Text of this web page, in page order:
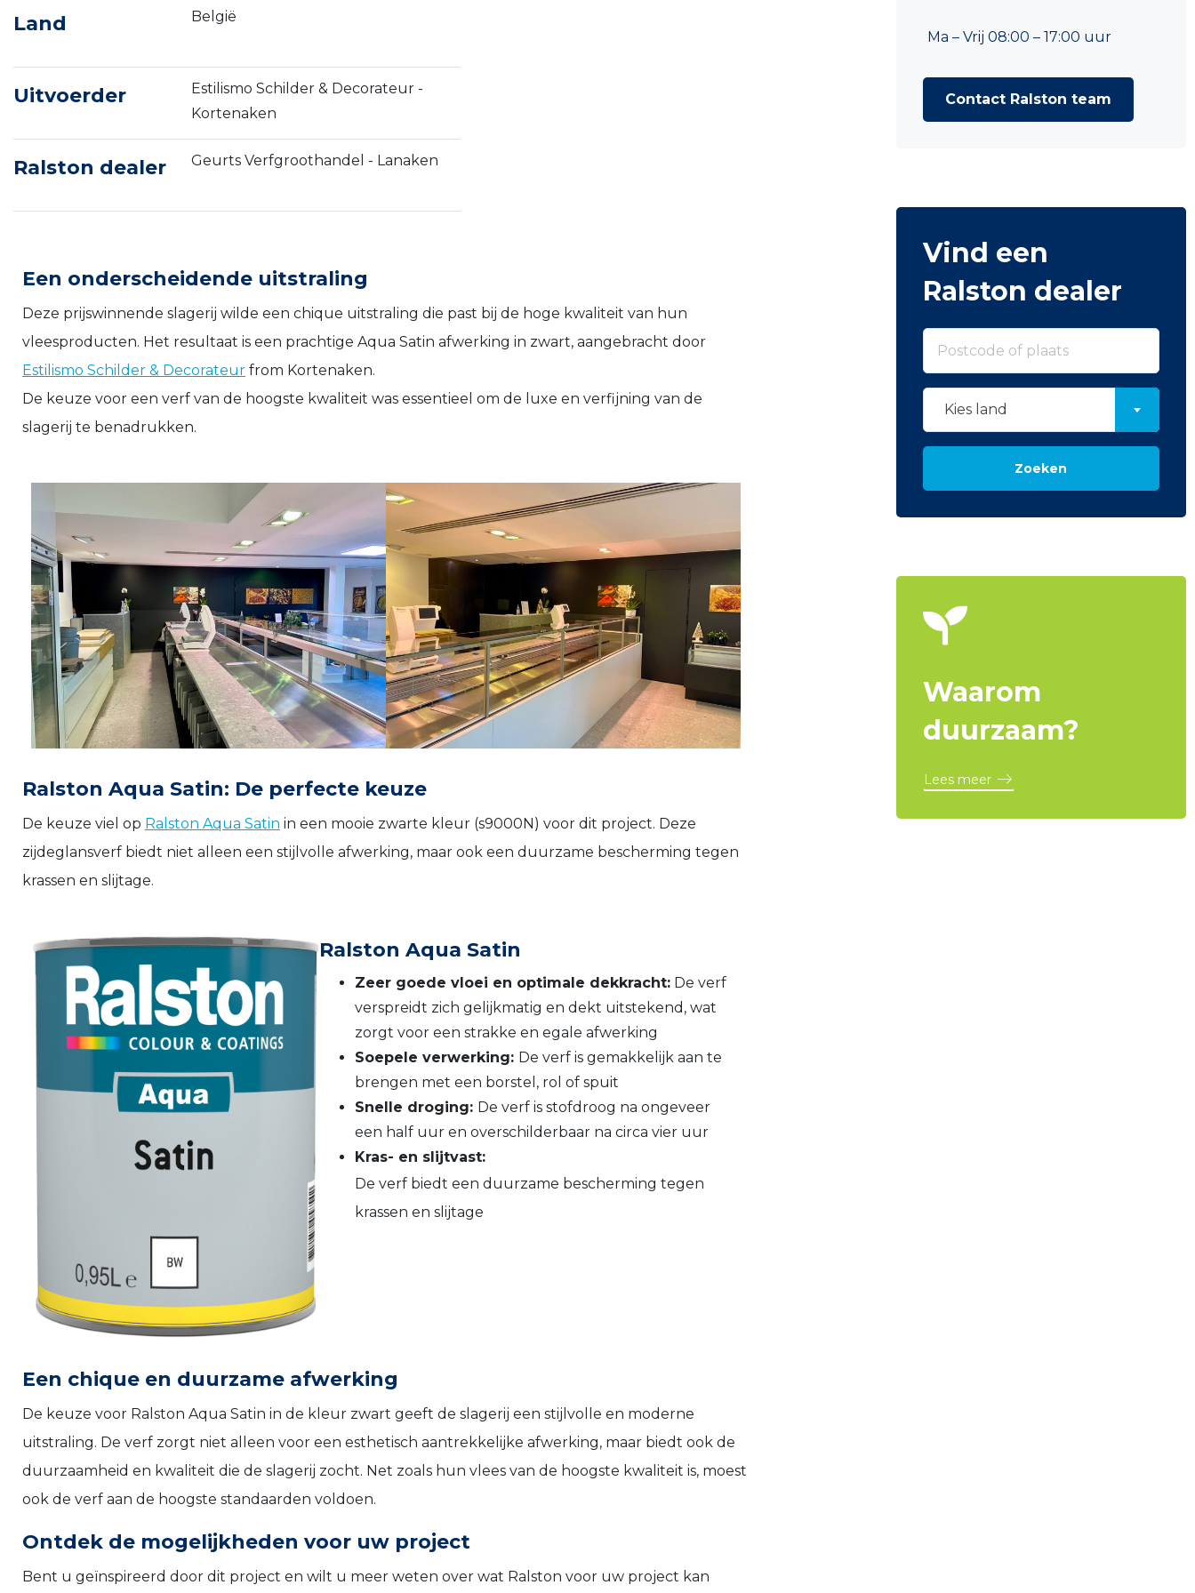
Land België
Uitvoerder
Estilismo Schilder & Decorateur -
Kortenaken
Ralston dealer Geurts Verfgroothandel - Lanaken
Een onderscheidende uitstraling
Deze prijswinnende slagerij wilde een chique uitstraling die past bij de hoge kwaliteit van hun
vleesproducten. Het resultaat is een prachtige Aqua Satin afwerking in zwart, aangebracht door
Estilismo Schilder & Decorateur from Kortenaken.
De keuze voor een verf van de hoogste kwaliteit was essentieel om de luxe en verfijning van de
slagerij te benadrukken.
Ralston Aqua Satin: De perfecte keuze
De keuze viel op Ralston Aqua Satin in een mooie zwarte kleur (s9000N) voor dit project. Deze
zijdeglansverf biedt niet alleen een stijlvolle afwerking, maar ook een duurzame bescherming tegen
krassen en slijtage.
Ralston Aqua Satin
Zeer goede vloei en optimale dekkracht: De verf
verspreidt zich gelijkmatig en dekt uitstekend, wat
zorgt voor een strakke en egale afwerking
Soepele verwerking: De verf is gemakkelijk aan te
brengen met een borstel, rol of spuit
Snelle droging: De verf is stofdroog na ongeveer
een half uur en overschilderbaar na circa vier uur
Kras- en slijtvast:
De verf biedt een duurzame bescherming tegen
krassen en slijtage
Een chique en duurzame afwerking
De keuze voor Ralston Aqua Satin in de kleur zwart geeft de slagerij een stijlvolle en moderne
uitstraling. De verf zorgt niet alleen voor een esthetisch aantrekkelijke afwerking, maar biedt ook de
duurzaamheid en kwaliteit die de slagerij zocht. Net zoals hun vlees van de hoogste kwaliteit is, moest
ook de verf aan de hoogste standaarden voldoen.
Ontdek de mogelijkheden voor uw project
Bent u geïnspireerd door dit project en wilt u meer weten over wat Ralston voor uw project kan
Ma – Vrij 08:00 – 17:00 uur
Contact Ralston team
Vind een
Ralston dealer
Kies land
Zoeken
Waarom
duurzaam?
Lees meer